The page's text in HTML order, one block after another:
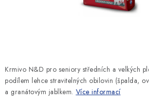
Krmivo N&D pro seniory středních a velkých
podílem lehce stravitelných obilovin (špalda,
a granátovým jablkem. Více informací